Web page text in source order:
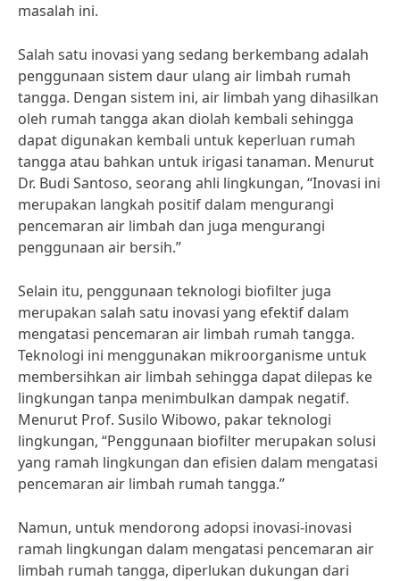
masalah ini.
Salah satu inovasi yang sedang berkembang adalah
penggunaan sistem daur ulang air limbah rumah
tangga. Dengan sistem ini, air limbah yang dihasilkan
oleh rumah tangga akan diolah kembali sehingga
dapat digunakan kembali untuk keperluan rumah
tangga atau bahkan untuk irigasi tanaman. Menurut
Dr. Budi Santoso, seorang ahli lingkungan, “Inovasi ini
merupakan langkah positif dalam mengurangi
pencemaran air limbah dan juga mengurangi
penggunaan air bersih.”
Selain itu, penggunaan teknologi biofilter juga
merupakan salah satu inovasi yang efektif dalam
mengatasi pencemaran air limbah rumah tangga.
Teknologi ini menggunakan mikroorganisme untuk
membersihkan air limbah sehingga dapat dilepas ke
lingkungan tanpa menimbulkan dampak negatif.
Menurut Prof. Susilo Wibowo, pakar teknologi
lingkungan, “Penggunaan biofilter merupakan solusi
yang ramah lingkungan dan efisien dalam mengatasi
pencemaran air limbah rumah tangga.”
Namun, untuk mendorong adopsi inovasi-inovasi
ramah lingkungan dalam mengatasi pencemaran air
limbah rumah tangga, diperlukan dukungan dari